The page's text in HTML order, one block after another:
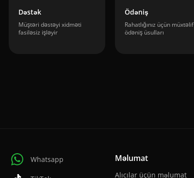
Dəstək
Müştəri dəstəyi xidməti
fasiləsiz işləyir
Ödəniş
Rahatlığınız üçün müxtəlif
ödəniş üsulları
Whatsapp Məlumat
Alıcılar üçün məlumat